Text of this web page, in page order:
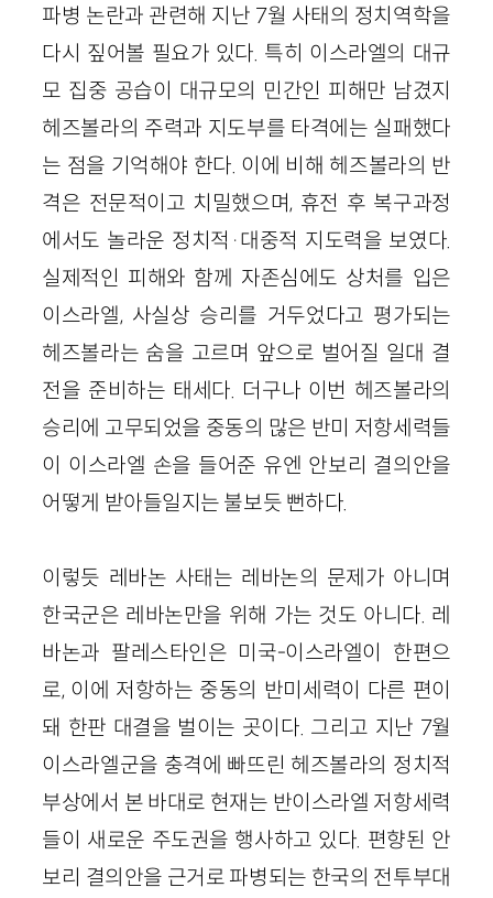
파병 논란과 관련해 지난 7월 사태의 정치역학을
다시 짚어볼 필요가 있다. 특히 이스라엘의 대규
모 집중 공습이 대규모의 민간인 피해만 남겼지
헤즈볼라의 주력과 지도부를 타격에는 실패했다
는 점을 기억해야 한다. 이에 비해 헤즈볼라의 반
격은 전문적이고 치밀했으며, 휴전 후 복구과정
에서도 놀라운 정치적·대중적 지도력을 보였다.
실제적인 피해와 함께 자존심에도 상처를 입은
이스라엘, 사실상 승리를 거두었다고 평가되는
헤즈볼라는 숨을 고르며 앞으로 벌어질 일대 결
전을 준비하는 태세다. 더구나 이번 헤즈볼라의
승리에 고무되었을 중동의 많은 반미 저항세력들
이 이스라엘 손을 들어준 유엔 안보리 결의안을
어떻게 받아들일지는 불보듯 뻔하다.
이렇듯 레바논 사태는 레바논의 문제가 아니며
한국군은 레바논만을 위해 가는 것도 아니다. 레
바논과 팔레스타인은 미국-이스라엘이 한편으
로, 이에 저항하는 중동의 반미세력이 다른 편이
돼 한판 대결을 벌이는 곳이다. 그리고 지난 7월
이스라엘군을 충격에 빠뜨린 헤즈볼라의 정치적
부상에서 본 바대로 현재는 반이스라엘 저항세력
들이 새로운 주도권을 행사하고 있다. 편향된 안
보리 결의안을 근거로 파병되는 한국의 전투부대